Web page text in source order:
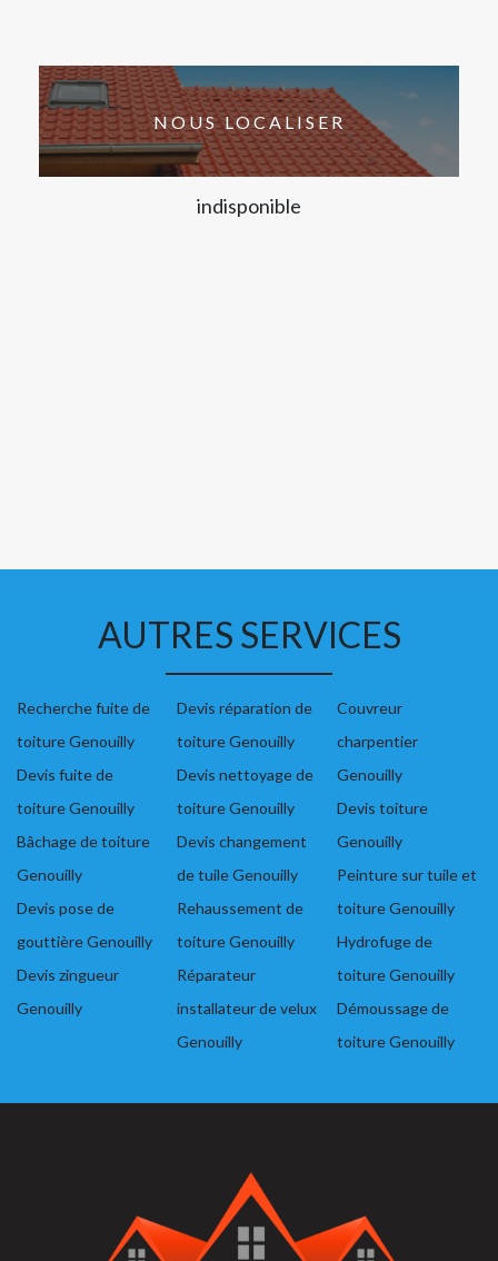
NOUS LOCALISER
indisponible
AUTRES SERVICES
Recherche fuite de
toiture Genouilly
Devis fuite de
toiture Genouilly
Bâchage de toiture
Genouilly
Devis pose de
gouttière Genouilly
Devis zingueur
Genouilly
Devis réparation de
toiture Genouilly
Devis nettoyage de
toiture Genouilly
Devis changement
de tuile Genouilly
Rehaussement de
toiture Genouilly
Réparateur
installateur de velux
Genouilly
Couvreur
charpentier
Genouilly
Devis toiture
Genouilly
Peinture sur tuile et
toiture Genouilly
Hydrofuge de
toiture Genouilly
Démoussage de
toiture Genouilly